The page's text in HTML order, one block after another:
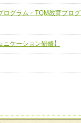
感染対策教育チーム】
た小児リハビリテーション
ョンコンサルテーションチ
ログラム・TQM教育プログ
ケーション研修】